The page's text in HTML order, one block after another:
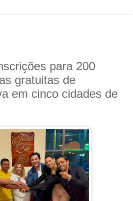
para 200
gratuitas de
em cinco cidades de